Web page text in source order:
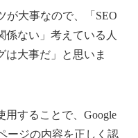
が大事なので、「SEO
ない」考えている人
大事だ」と思いま
することで、Google
ージの内容を正しく認